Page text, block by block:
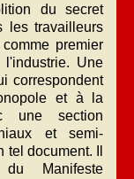
du secret
travailleurs
premier
Une
correspondent
et à la
une section
et semi-
document. Il
Manifeste